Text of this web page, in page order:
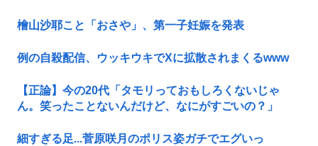
檜山沙耶こと「おさや」、第一子妊娠を発表
例の自殺配信、ウッキウキでXに拡散されまくるwww
【正論】今の20代「タモリっておもしろくないじゃ
ん。笑ったことないんだけど、なにがすごいの？」
細すぎる足...菅原咲月のポリス姿ガチでエグいっ